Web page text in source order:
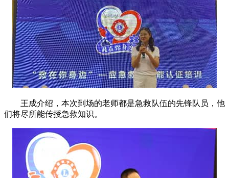
王成介绍，本次到场的老师都是急救队伍的先锋队员，他
们将尽所能传授急救知识。